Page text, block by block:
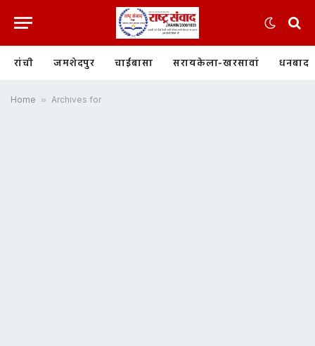
रांची जमशेदपुर चाईबासा सरायकेला-खरसावां धनबाद
Home » Archives for